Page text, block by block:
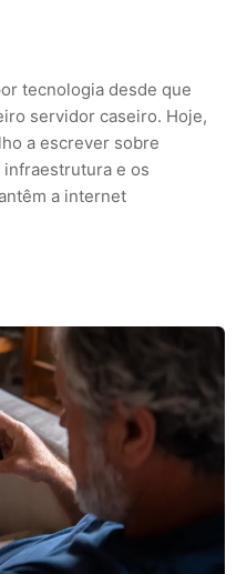
tecnologia desde que
servidor caseiro. Hoje,
a escrever sobre
e os
a internet